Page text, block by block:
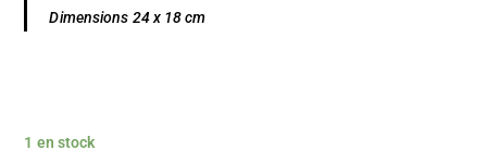
Dimensions 24 x 18 cm
1 en stock